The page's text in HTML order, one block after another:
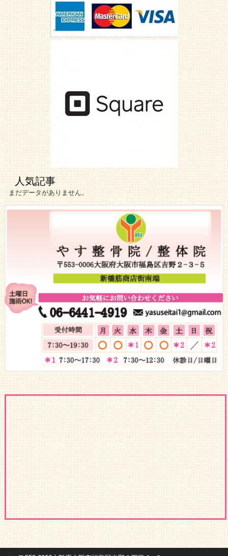
人気記事
まだデータがありません。